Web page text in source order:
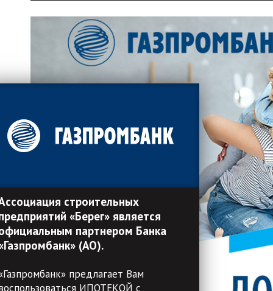
строительных
«Берег» является
партнером Банка
(АО).
предлагает Вам
ИПОТЕКОЙ с